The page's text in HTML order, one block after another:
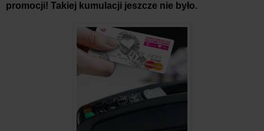
promocji! Takiej kumulacji jeszcze nie było.